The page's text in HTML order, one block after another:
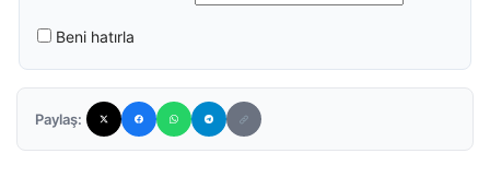
Beni hatırla
Paylaş: